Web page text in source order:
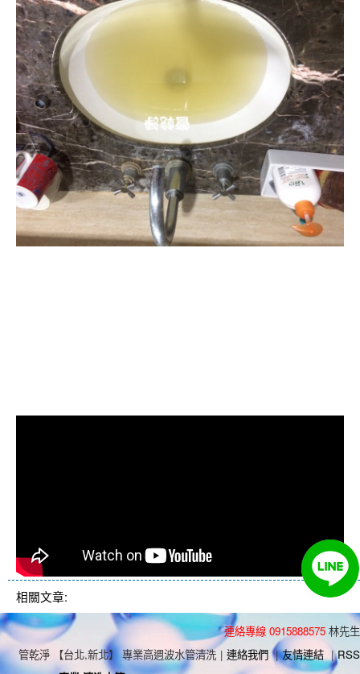
相關文章:
連絡專線 0915888575 林先生
管乾淨 【台北,新北】 專業高週波水管清洗 | 連絡我們 | 友情連結 | RSS